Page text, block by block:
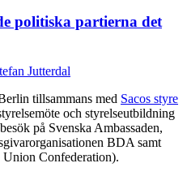
politiska partierna det
Jutterdal
tillsammans med Sacos styre
och styrelseutbildning
på Svenska Ambassaden,
BDA samt
Confederation).